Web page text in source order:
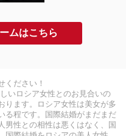
ムはこちら
ください！
いロシア女性とのお見合いの
ります。ロシア女性は美女が多
る程です。国際結婚がまだまだ
男性との相性は悪くはなく、国